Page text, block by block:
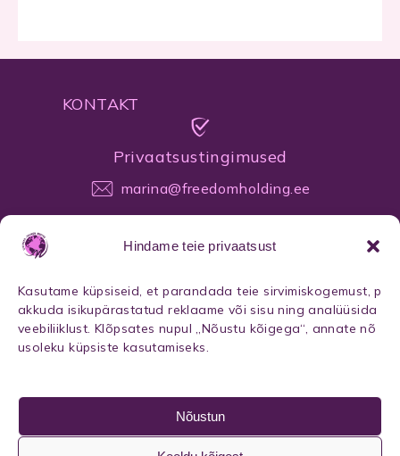
Hindame teie privaatsust
Kasutame küpsiseid, et parandada teie sirvimiskogemust, p
akkuda isikupärastatud reklaame või sisu ning analüüsida
veebiliiklust. Klõpsates nupul „Nõustu kõigega“, annate nõ
usoleku küpsiste kasutamiseks.
Nõustun
KONTAKT
Privaatsustingimused
marina@freedomholding.ee
Jälgi mind ka sotsiaalmeedias!
a
c
e
n
t